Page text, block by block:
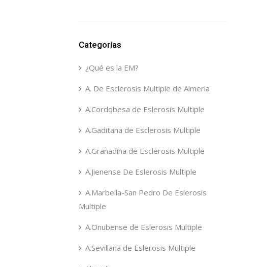
Categorías
¿Qué es la EM?
A. De Esclerosis Multiple de Almeria
A.Cordobesa de Eslerosis Multiple
A.Gaditana de Esclerosis Multiple
A.Granadina de Esclerosis Multiple
A.Jienense De Eslerosis Multiple
A.Marbella-San Pedro De Eslerosis
Multiple
A.Onubense de Eslerosis Multiple
A.Sevillana de Eslerosis Multiple